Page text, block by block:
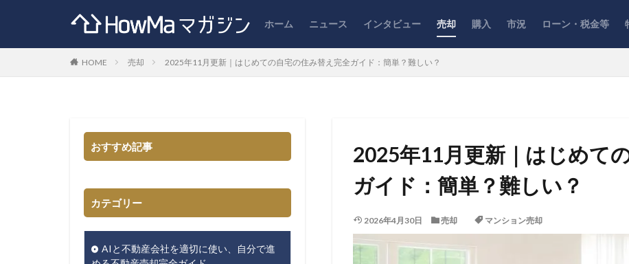
ホーム ニュース インタビュー 売却 購入 市況 ローン・税金等
HOME 売却 2025年11月更新｜はじめての自宅の住み替え完全ガイド：簡単？難しい？
2025年11月更新｜はじめて
ガイド：簡単？難しい？
2026年4月30日 売却 マンション売却
おすすめ記事
カテゴリー
AIと不動産会社を適切に使い、自分で進